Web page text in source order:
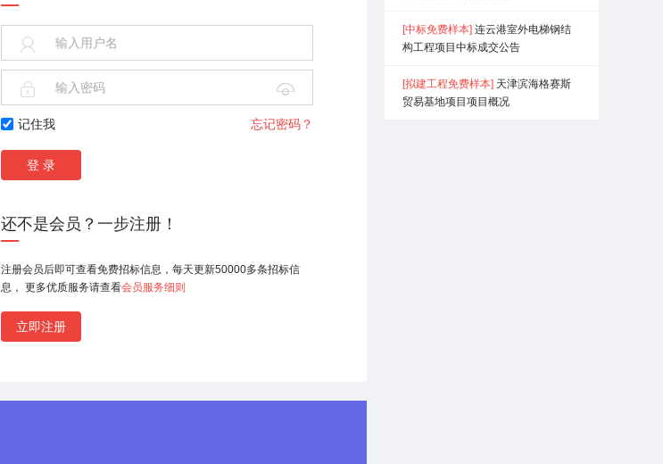

 
记住我 忘记密码？
还不是会员？一步注册！
注册会员后即可查看免费招标信息，每天更新50000多条招标信
息， 更多优质服务请查看会员服务细则
立即注册
[中标免费样本] 连云港室外电梯钢结
构工程项目中标成交公告
[拟建工程免费样本] 天津滨海格赛斯
贸易基地项目项目概况